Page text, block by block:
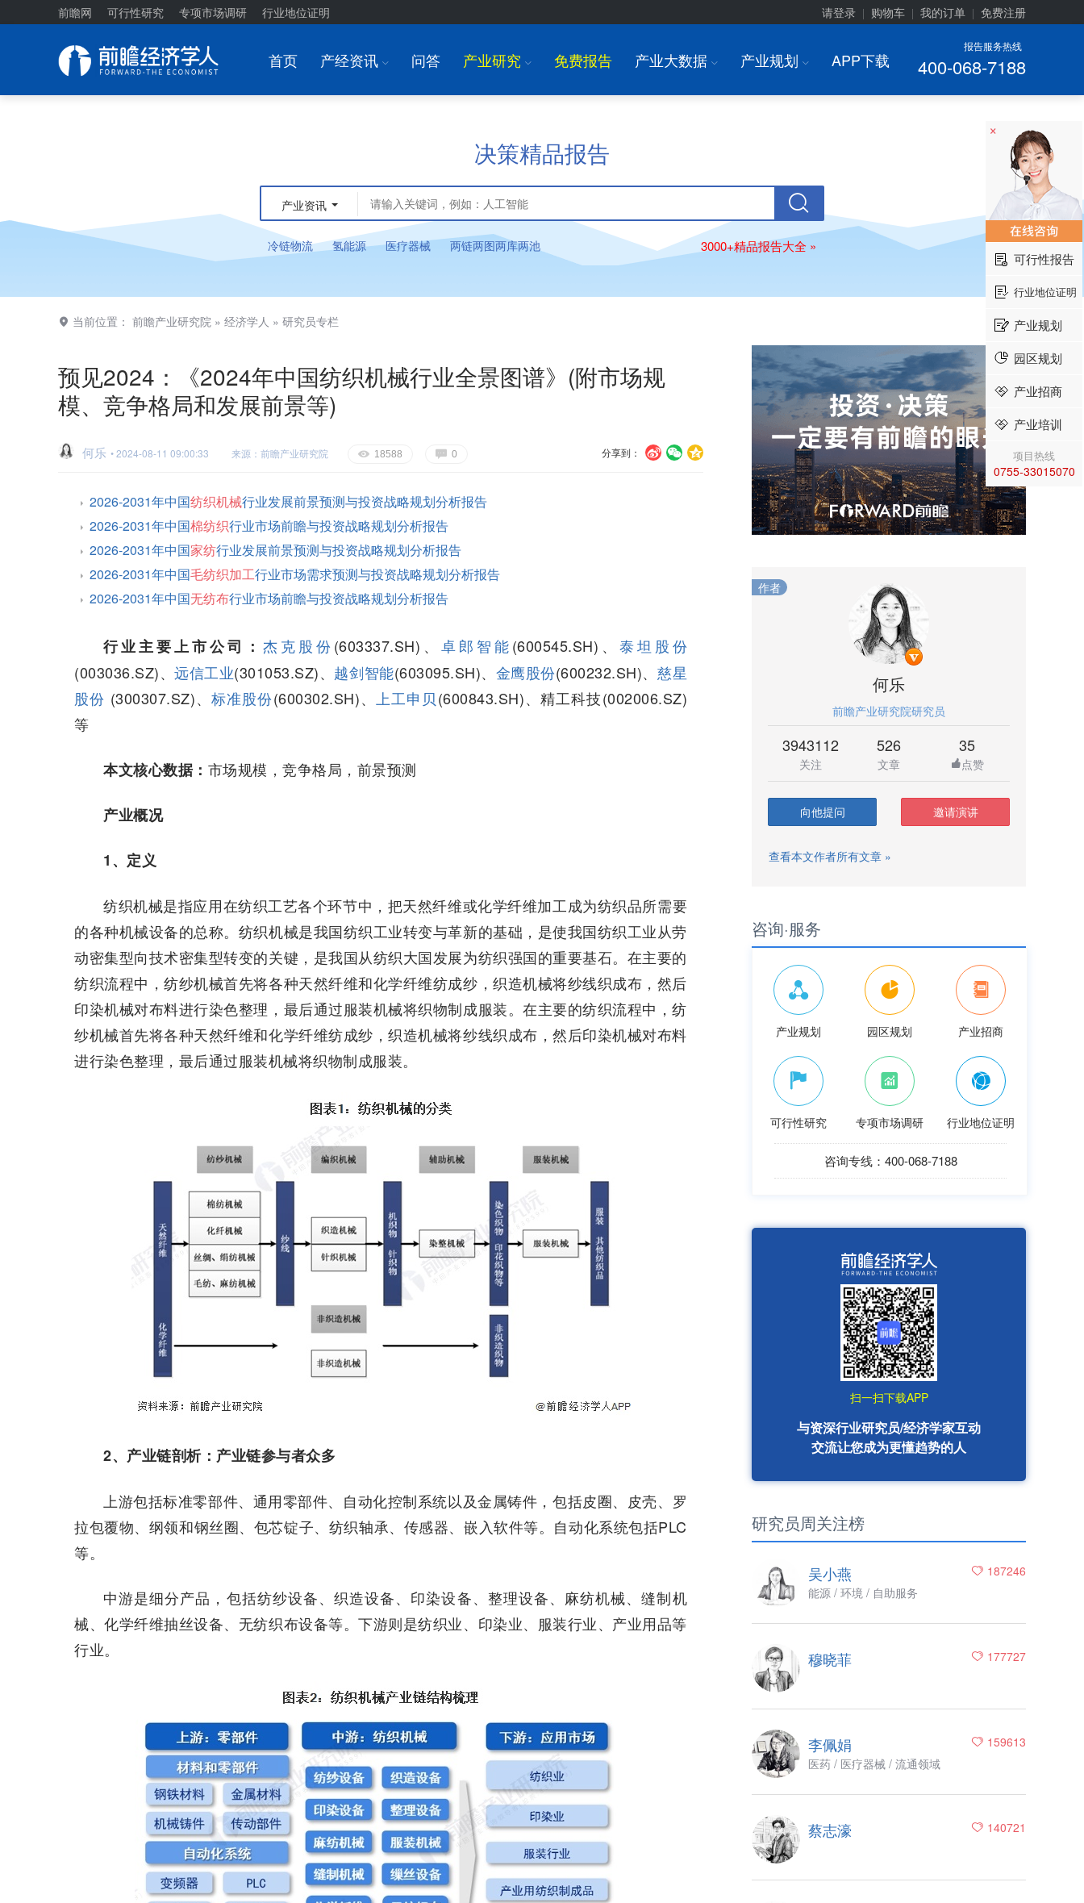
前瞻网 可行性研究 专项市场调研 行业地位证明 请登录 购物车 我的订单 免费注册
报告服务热线
400-068-7188
首页 产经资讯 I 问答 产业研究 I 免费报告 产业大数据 I 产业规划 I APP下载
决策精品报告
产业资讯
冷链物流 氢能源 医疗器械 两链两图两库两池 3000+精品报告大全 »
当前位置： 前瞻产业研究院 » 经济学人 » 研究员专栏
预见2024：《2024年中国纺织机械行业全景图谱》(附市场规
模、竞争格局和发展前景等)
U V c
分享到：
何乐 • 2024-08-11 09:00:33 来源：前瞻产业研究院 E 18588 G 0
2026-2031年中国纺织机械行业发展前景预测与投资战略规划分析报告
2026-2031年中国棉纺织行业市场前瞻与投资战略规划分析报告
2026-2031年中国家纺行业发展前景预测与投资战略规划分析报告
2026-2031年中国毛纺织加工行业市场需求预测与投资战略规划分析报告
2026-2031年中国无纺布行业市场前瞻与投资战略规划分析报告
行业主要上市公司： 杰克股份(603337.SH)、 卓郎智能(600545.SH)、 泰坦股份
(003036.SZ)、远信工业(301053.SZ)、 越剑智能(603095.SH)、 金鹰股份(600232.SH)、慈星
股份 (300307.SZ)、 标准股份(600302.SH)、 上工申贝(600843.SH)、精工科技(002006.SZ)
等
本文核心数据： 市场规模，竞争格局，前景预测
产业概况
1、定义
纺织机械是指应用在纺织工艺各个环节中，把天然纤维或化学纤维加工成为纺织品所需要
的各种机械设备的总称。纺织机械是我国纺织工业转变与革新的基础，是使我国纺织工业从劳
动密集型向技术密集型转变的关键，是我国从纺织大国发展为纺织强国的重要基石。在主要的
纺织流程中，纺纱机械首先将各种天然纤维和化学纤维纺成纱，织造机械将纱线织成布，然后
印染机械对布料进行染色整理，最后通过服装机械将织物制成服装。在主要的纺织流程中，纺
纱机械首先将各种天然纤维和化学纤维纺成纱，织造机械将纱线织成布，然后印染机械对布料
进行染色整理，最后通过服装机械将织物制成服装。
2、产业链剖析：产业链参与者众多
上游包括标准零部件、通用零部件、自动化控制系统以及金属铸件，包括皮圈、皮壳、罗
拉包覆物、纲领和钢丝圈、包芯锭子、纺织轴承、传感器、嵌入软件等。自动化系统包括PLC
等。
中游是细分产品，包括纺纱设备、织造设备、印染设备、整理设备、麻纺机械、缝制机
械、化学纤维抽丝设备、无纺织布设备等。下游则是纺织业、印染业、服装行业、产业用品等
行业。
作者
何乐
前瞻产业研究院研究员
3943112
关注
526
文章
35
点赞
向他提问 邀请演讲
查看本文作者所有文章 »
咨询·服务
产业规划 园区规划 产业招商
可行性研究 专项市场调研 行业地位证明
咨询专线：400-068-7188
扫一扫下载APP
与资深行业研究员/经济学家互动
交流让您成为更懂趋势的人
研究员周关注榜
187246
吴小燕
能源 / 环境 / 自助服务
177727
穆晓菲
159613
李佩娟
医药 / 医疗器械 / 流通领域
140721
蔡志濠
×
可行性报告
行业地位证明
产业规划
园区规划
产业招商
产业培训
项目热线
0755-33015070